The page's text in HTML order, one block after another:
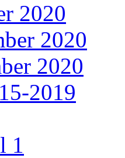
2020
2020
2020
2019
1